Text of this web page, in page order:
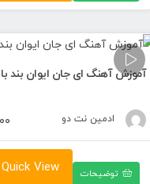
آموزش آهنگ ای جان ایوان بند با
ادمین نت دو
توضیحات Quick View